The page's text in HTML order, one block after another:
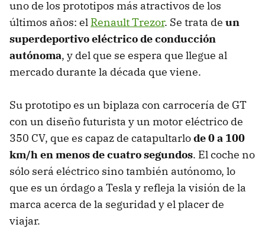
uno de los prototipos más atractivos de los
últimos años: el Renault Trezor. Se trata de un
superdeportivo eléctrico de conducción
autónoma, y del que se espera que llegue al
mercado durante la década que viene.
Su prototipo es un biplaza con carrocería de GT
con un diseño futurista y un motor eléctrico de
350 CV, que es capaz de catapultarlode 0 a 100
km/h en menos de cuatro segundos. El coche no
sólo será eléctrico sino también autónomo, lo
que es un órdago a Tesla y refleja la visión de la
marca acerca de la seguridad y el placer de
viajar.